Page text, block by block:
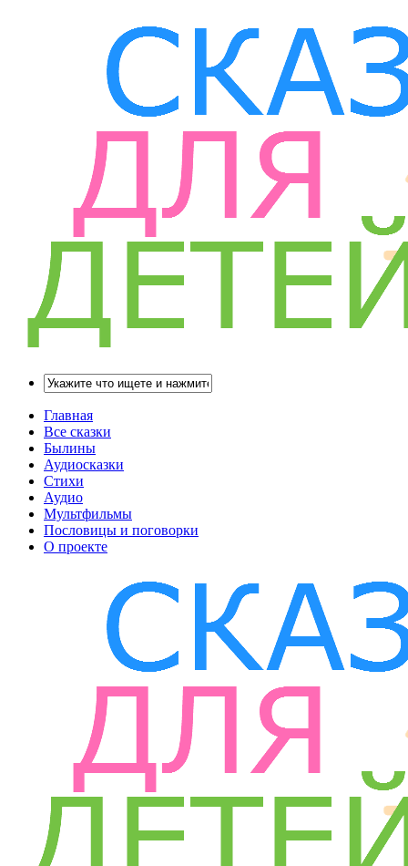
Главная
Все сказки
Былины
Аудиосказки
Стихи
Аудио
Мультфильмы
Пословицы и поговорки
О проекте